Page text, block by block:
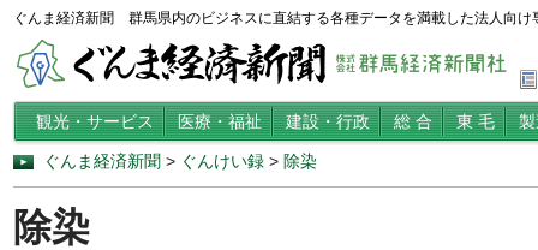
ぐんま経済新聞 群馬県内のビジネスに直結する各種データを満載した法人向け
観光・サービス 医療・福祉 建設・行政 総 合 東 毛
ぐんま経済新聞 > ぐんけい録 > 除染
除染